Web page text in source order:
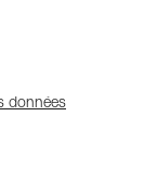
données